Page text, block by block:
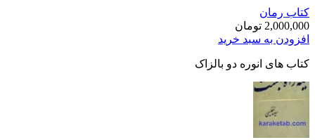
کتاب رمان
2,000,000 تومان
افزودن به سبد خرید
کتاب های انوره دو بالزاک